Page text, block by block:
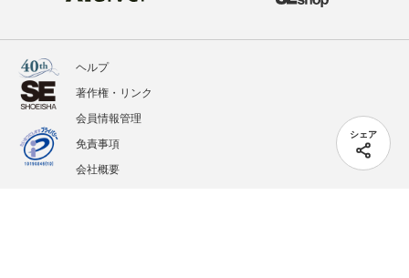
シェア
ヘルプ
著作権・リンク
会員情報管理
免責事項
会社概要